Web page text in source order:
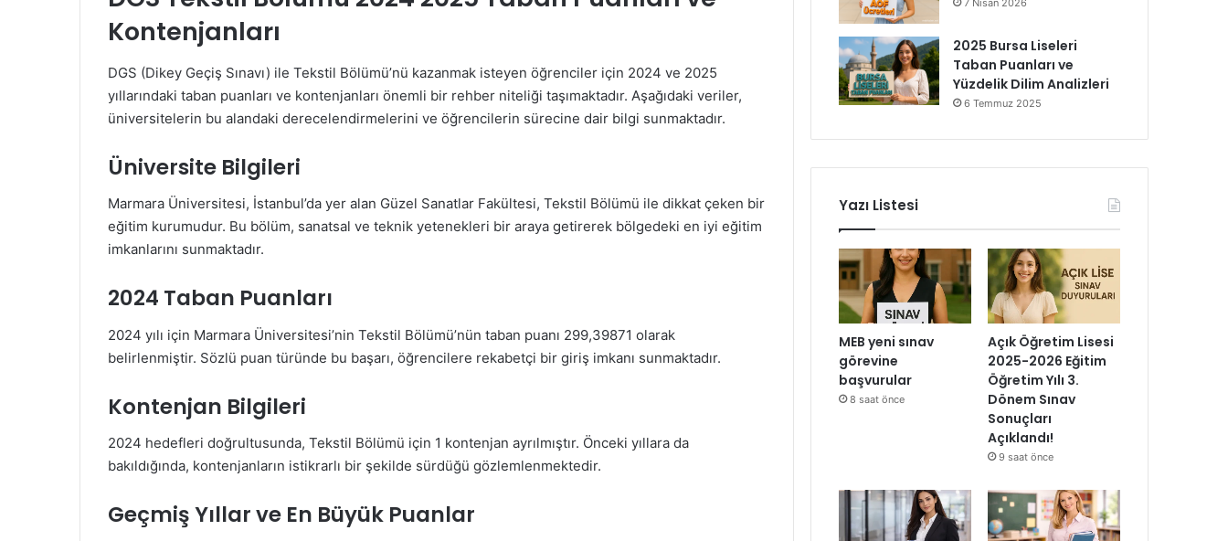
Kontenjanları
DGS (Dikey Geçiş Sınavı) ile Tekstil Bölümü’nü kazanmak isteyen öğrenciler için 2024 ve 2025
yıllarındaki taban puanları ve kontenjanları önemli bir rehber niteliği taşımaktadır. Aşağıdaki veriler,
üniversitelerin bu alandaki derecelendirmelerini ve öğrencilerin sürecine dair bilgi sunmaktadır.
Üniversite Bilgileri
Marmara Üniversitesi, İstanbul’da yer alan Güzel Sanatlar Fakültesi, Tekstil Bölümü ile dikkat çeken bir
eğitim kurumudur. Bu bölüm, sanatsal ve teknik yetenekleri bir araya getirerek bölgedeki en iyi eğitim
imkanlarını sunmaktadır.
2024 Taban Puanları
2024 yılı için Marmara Üniversitesi’nin Tekstil Bölümü’nün taban puanı 299,39871 olarak
belirlenmiştir. Sözlü puan türünde bu başarı, öğrencilere rekabetçi bir giriş imkanı sunmaktadır.
Kontenjan Bilgileri
2024 hedefleri doğrultusunda, Tekstil Bölümü için 1 kontenjan ayrılmıştır. Önceki yıllara da
bakıldığında, kontenjanların istikrarlı bir şekilde sürdüğü gözlemlenmektedir.
Geçmiş Yıllar ve En Büyük Puanlar
7 Nisan 2026
2025 Bursa Liseleri
Taban Puanları ve
Yüzdelik Dilim Analizleri
6 Temmuz 2025
Yazı Listesi
MEB yeni sınav
görevine
başvurular
8 saat önce
Açık Öğretim Lisesi
2025-2026 Eğitim
Öğretim Yılı 3.
Dönem Sınav
Sonuçları
Açıklandı!
9 saat önce